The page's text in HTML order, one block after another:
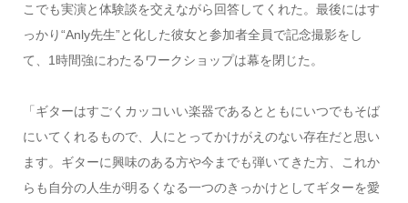
こでも実演と体験談を交えながら回答してくれた。最後にはす
っかり“Anly先生”と化した彼女と参加者全員で記念撮影をし
て、1時間強にわたるワークショップは幕を閉じた。
「ギターはすごくカッコいい楽器であるとともにいつでもそば
にいてくれるもので、人にとってかけがえのない存在だと思い
ます。ギターに興味のある方や今までも弾いてきた方、これか
らも自分の人生が明るくなる一つのきっかけとしてギターを愛